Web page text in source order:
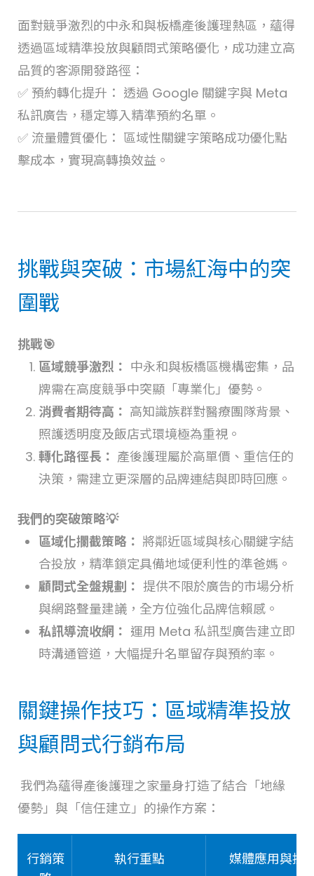
面對競爭激烈的中永和與板橋產後護理熱區，蘊得
透過區域精準投放與顧問式策略優化，成功建立高
品質的客源開發路徑：
✅ 預約轉化提升： 透過 Google 關鍵字與 Meta
私訊廣告，穩定導入精準預約名單。
✅ 流量體質優化： 區域性關鍵字策略成功優化點
擊成本，實現高轉換效益。
挑戰與突破：市場紅海中的突
圍戰
挑戰🎯
區域競爭激烈： 中永和與板橋區機構密集，品
牌需在高度競爭中突顯「專業化」優勢。
消費者期待高： 高知識族群對醫療團隊背景、
照護透明度及飯店式環境極為重視。
轉化路徑長： 產後護理屬於高單價、重信任的
決策，需建立更深層的品牌連結與即時回應。
我們的突破策略💡
區域化攔截策略： 將鄰近區域與核心關鍵字結
合投放，精準鎖定具備地域便利性的準爸媽。
顧問式全盤規劃： 提供不限於廣告的市場分析
與網路聲量建議，全方位強化品牌信賴感。
私訊導流收網： 運用 Meta 私訊型廣告建立即
時溝通管道，大幅提升名單留存與預約率。
關鍵操作技巧：區域精準投放
與顧問式行銷布局
我們為蘊得產後護理之家量身打造了結合「地緣
優勢」與「信任建立」的操作方案：
行銷策
執行重點 媒體應用與技